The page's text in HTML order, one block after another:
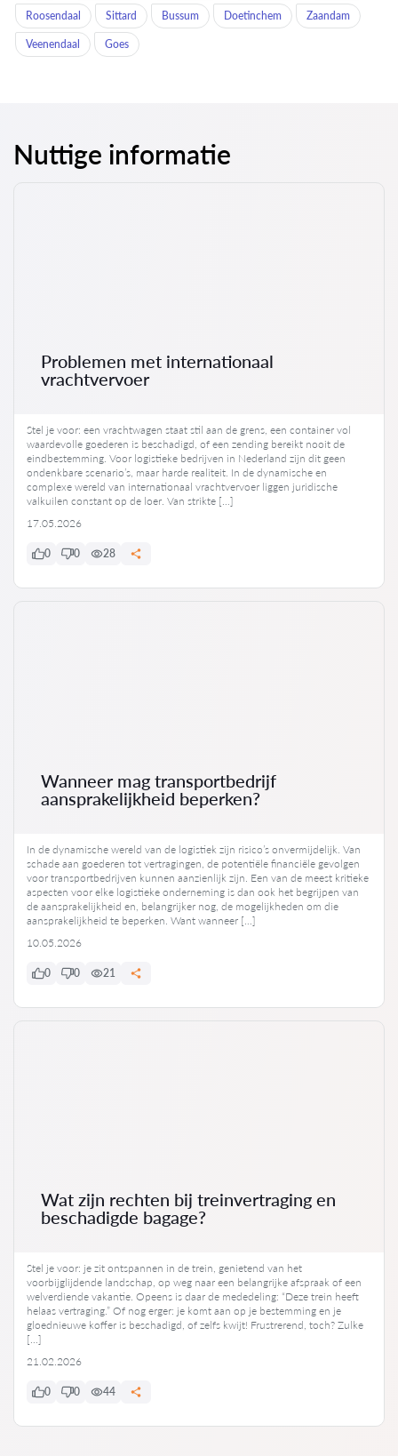
Roosendaal Sittard Bussum Doetinchem Zaandam
Veenendaal Goes
Nuttige informatie
Problemen met internationaal
vrachtvervoer
Stel je voor: een vrachtwagen staat stil aan de grens, een container vol
waardevolle goederen is beschadigd, of een zending bereikt nooit de
eindbestemming. Voor logistieke bedrijven in Nederland zijn dit geen
ondenkbare scenario’s, maar harde realiteit. In de dynamische en
complexe wereld van internationaal vrachtvervoer liggen juridische
valkuilen constant op de loer. Van strikte […]
17.05.2026
0 0 28
Wanneer mag transportbedrijf
aansprakelijkheid beperken?
In de dynamische wereld van de logistiek zijn risico’s onvermijdelijk. Van
schade aan goederen tot vertragingen, de potentiële financiële gevolgen
voor transportbedrijven kunnen aanzienlijk zijn. Een van de meest kritieke
aspecten voor elke logistieke onderneming is dan ook het begrijpen van
de aansprakelijkheid en, belangrijker nog, de mogelijkheden om die
aansprakelijkheid te beperken. Want wanneer […]
10.05.2026
0 0 21
Wat zijn rechten bij treinvertraging en
beschadigde bagage?
Stel je voor: je zit ontspannen in de trein, genietend van het
voorbijglijdende landschap, op weg naar een belangrijke afspraak of een
welverdiende vakantie. Opeens is daar de mededeling: “Deze trein heeft
helaas vertraging.” Of nog erger: je komt aan op je bestemming en je
gloednieuwe koffer is beschadigd, of zelfs kwijt! Frustrerend, toch? Zulke
[…]
21.02.2026
0 0 44